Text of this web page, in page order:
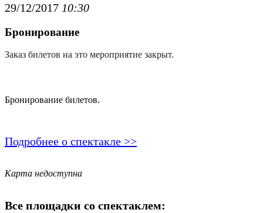
29/12/2017 10:30
Бронирование
Заказ билетов на это мероприятие закрыт.
Бронирование билетов.
Подробнее о спектакле >>
Карта недоступна
Все площадки со спектаклем: